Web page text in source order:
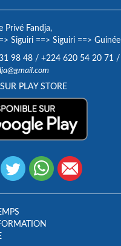
Privé Fandja,
Siguiri ==> Siguiri ==> Guinée
98 48 / +224 620 54 20 71 /
PLAY STORE